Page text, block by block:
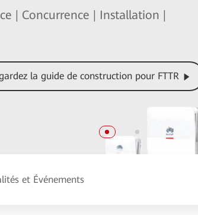
| Concurrence | Installation |
la guide de construction pour FTTR
et Événements